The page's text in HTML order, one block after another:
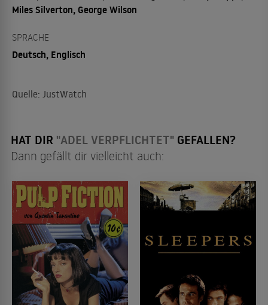
Miles Silverton, George Wilson
SPRACHE
Deutsch, Englisch
Quelle: JustWatch
HAT DIR "ADEL VERPFLICHTET" GEFALLEN?
Dann gefällt dir vielleicht auch: